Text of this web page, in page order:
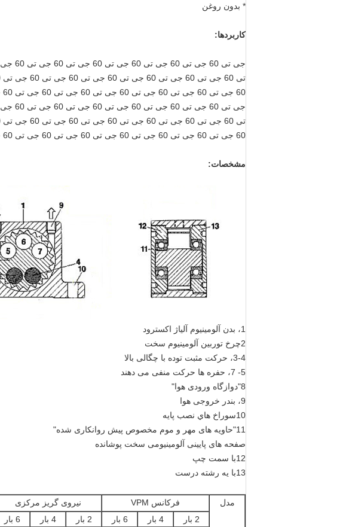
* بدون روغن
کاربردها:
60 جی تی 60 جی تی 60 جی تی 60 جی تی 60 جی تی 60 جی تی 60 جی تی 60 جی تی 60
مشخصات:
1، بدن آلومینیوم آلیاژ اکسترود
2چرخ توربین آلومینیوم سخت
3-4، حرکت مثبت توده با چگالی بالا
5- 7، حفره ها حرکت منفی می دهند
8"دوازگاه ورودی هوا"
9، بندر خروجی هوا
10سوراخ هاي نصب پايه
11"حاویه های مهر و موم مخصوص پیش روانکاری شده"
صفحه های پایینی آلومینیومی سخت پوشانده
12با سمت چپ
13با يه رشته درست
مدل فرکانس VPM نیروی گریز مرکزی
2 بار
4 بار 6 بار 2 بار 4 بار 6 بار